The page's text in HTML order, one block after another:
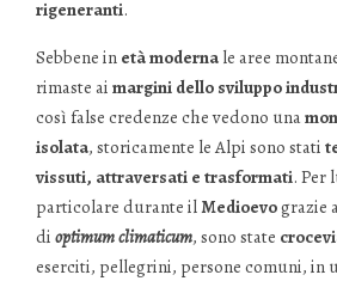
rigeneranti.
Sebbene in età moderna le aree
rimaste ai margini dello sviluppo
così false credenze che vedono una
isolata, storicamente le Alpi sono stati
vissuti, attraversati e trasformati. Per
particolare durante ilMedioevograzie
di optimum climaticum, sono state
eserciti, pellegrini, persone comuni, in